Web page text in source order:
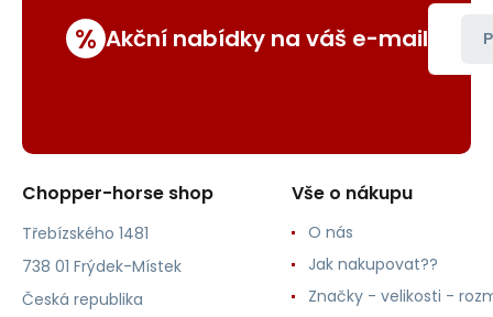
% Akční nabídky na váš e-mail
Chopper-horse shop
Třebízského 1481
738 01 Frýdek-Místek
Česká republika
Vše o nákupu
O nás
Jak nakupovat??
Značky - velikosti -